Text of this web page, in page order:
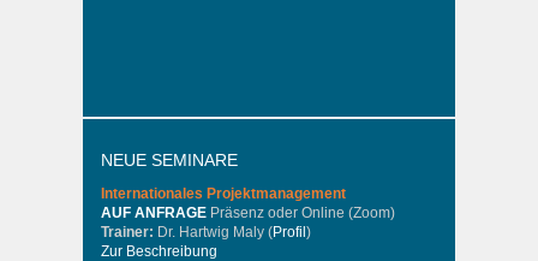
NEUE SEMINARE
Internationales Projektmanagement
AUF ANFRAGE Präsenz oder Online (Zoom)
Trainer: Dr. Hartwig Maly (Profil )
Zur Beschreibung